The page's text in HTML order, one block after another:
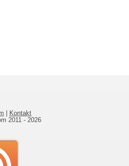
Kontakt
2011 - 2026